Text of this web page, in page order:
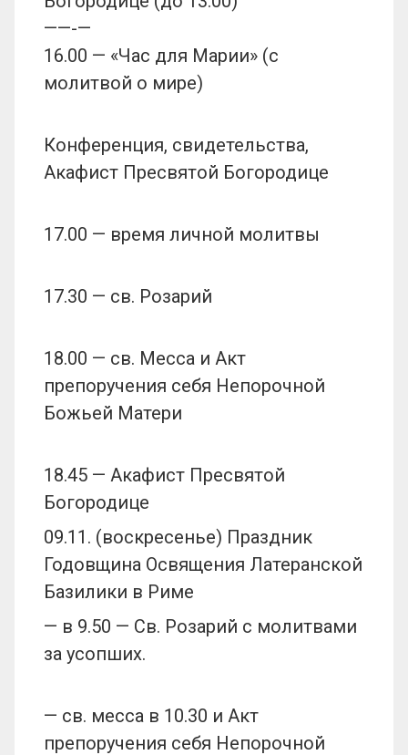
——-—
16.00 — «Час для Марии» (с
молитвой о мире)
Конференция, свидетельства,
Акафист Пресвятой Богородице
17.00 — время личной молитвы
17.30 — св. Розарий
18.00 — св. Месса и Акт
препоручения себя Непорочной
Божьей Матери
18.45 — Акафист Пресвятой
Богородице
09.11. (воскресенье) Праздник
Годовщина Освящения Латеранской
Базилики в Риме
— в 9.50 — Св. Розарий с молитвами
за усопших.
— св. месса в 10.30 и Акт
препоручения себя Непорочной